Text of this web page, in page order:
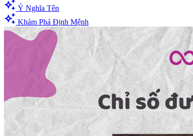
auto_awesome Ý Nghĩa Tên
auto_awesome Khám Phá Định Mệnh